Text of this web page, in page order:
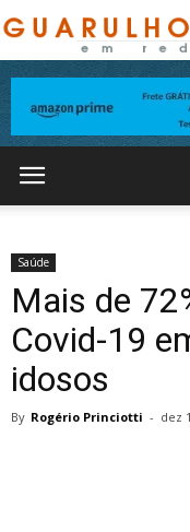
Saúde
Mais de
Covid-19
idosos
By Rogério Princiotti - dez